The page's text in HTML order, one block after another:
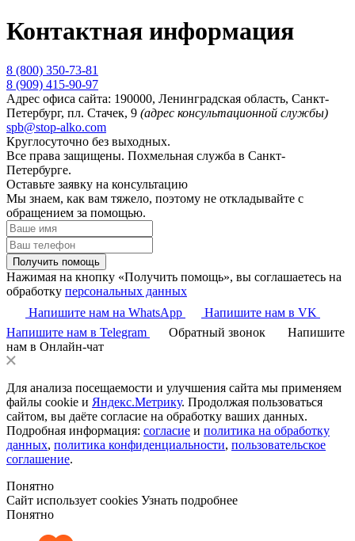
Контактная информация
8 (800) 350-73-81
8 (909) 415-90-97
Адрес офиса сайта: 190000, Ленинградская область, Санкт-
Петербург, пл. Стачек, 9 (адрес консультационной службы)
spb@stop-alko.com
Круглосуточно без выходных.
Все права защищены. Похмельная служба в Санкт-
Петербурге.
Оставьте заявку на консультацию
Мы знаем, как вам тяжело, поэтому не откладывайте с
обращением за помощью.
Получить помощь
Нажимая на кнопку «Получить помощь», вы соглашаетесь на
обработку персональных данных
Напишите нам на WhatsApp
Напишите нам в VK
Напишите нам в Telegram
Обратный звонок
Напишите
нам в Онлайн-чат
Для анализа посещаемости и улучшения сайта мы применяем
файлы cookie и Яндекс.Метрику. Продолжая пользоваться
сайтом, вы даёте согласие на обработку ваших данных.
Подробная информация: согласие и политика на обработку
данных, политика конфиденциальности, пользовательское
соглашение.
Понятно
Сайт использует cookies Узнать подробнее
Понятно